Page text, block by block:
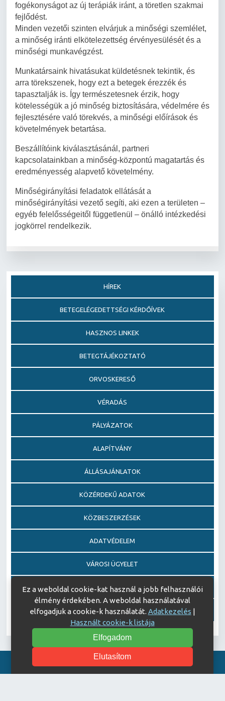
fogékonyságot az új terápiák iránt, a töretlen szakmai
fejlődést.
Minden vezetői szinten elvárjuk a minőségi szemlélet,
a minőség iránti elkötelezettség érvényesülését és a
minőségi munkavégzést.
Munkatársaink hivatásukat küldetésnek tekintik, és
arra törekszenek, hogy ezt a betegek érezzék és
tapasztalják is. Így természetesnek érzik, hogy
kötelességük a jó minőség biztosítására, védelmére és
fejlesztésére való törekvés, a minőségi előírások és
követelmények betartása.
Beszállítóink kiválasztásánál, partneri
kapcsolatainkban a minőség-központú magatartás és
eredményesség alapvető követelmény.
Minőségirányítási feladatok ellátását a
minőségirányítási vezető segíti, aki ezen a területen –
egyéb felelősségeitől függetlenül – önálló intézkedési
jogkörrel rendelkezik.
HÍREK
BETEGELÉGEDETTSÉGI KÉRDŐÍVEK
HASZNOS LINKEK
BETEGTÁJÉKOZTATÓ
ORVOSKERESŐ
VÉRADÁS
PÁLYÁZATOK
ALAPÍTVÁNY
ÁLLÁSAJÁNLATOK
KÖZÉRDEKŰ ADATOK
KÖZBESZERZÉSEK
ADATVÉDELEM
VÁROSI ÜGYELET
EGÉSZSÉGFEJLESZTŐ KÓRHÁZ DÍJ PÁLYÁZAT
AJÁNDÉKOZÁSI OKIRATOK
Ez a weboldal cookie-kat használ a jobb felhasználói
élmény érdekében. A weboldal használatával
elfogadjuk a cookie-k használatát. Adatkezelés |
Használt cookie-k listája
Elfogadom
Elutasítom